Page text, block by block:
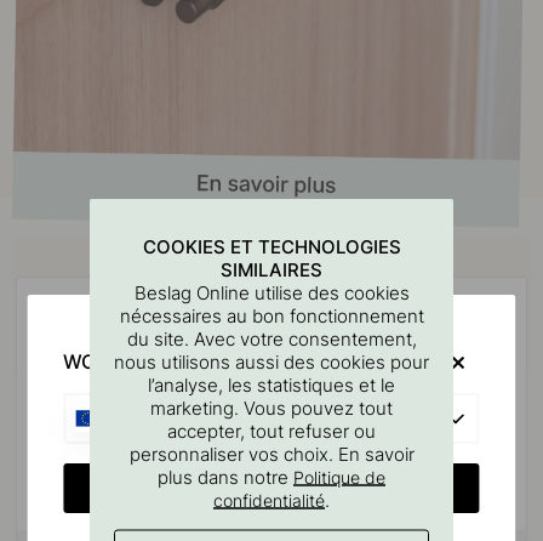
Achetez avec
COOKIES ET TECHNOLOGIES
SIMILAIRES
Beslag Online utilise des cookies
nécessaires au bon fonctionnement
du site. Avec votre consentement,
nous utilisons aussi des cookies pour
l’analyse, les statistiques et le
marketing. Vous pouvez tout
accepter, tout refuser ou
personnaliser vos choix. En savoir
plus dans notre Politique de
confidentialité.
WOULD YOU RATHER VISIT?
CHANGE COUNTRY